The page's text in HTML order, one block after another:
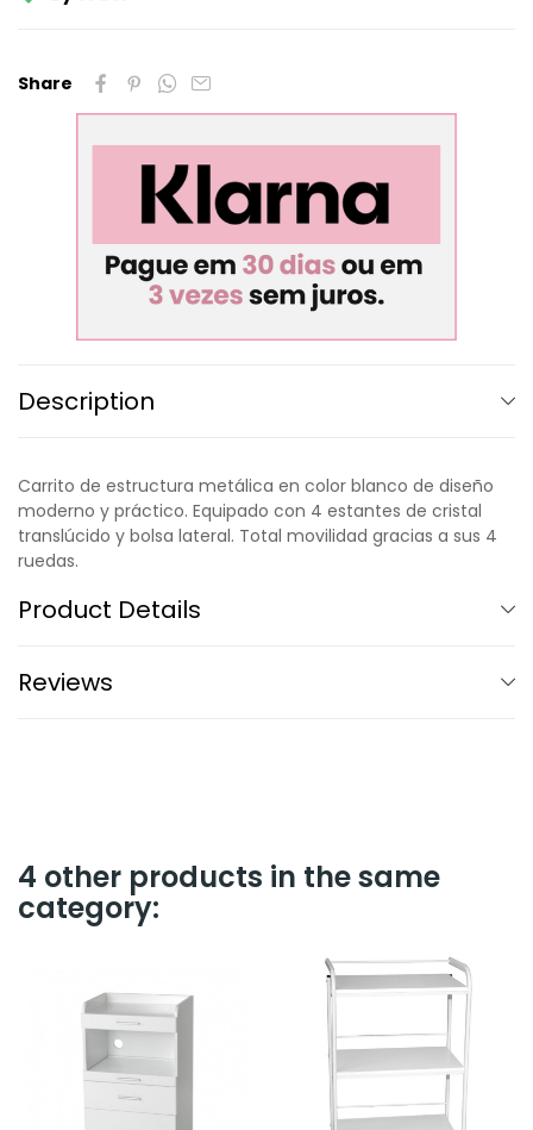
Share
Description
Carrito de estructura metálica en color blanco de diseño
moderno y práctico. Equipado con 4 estantes de cristal
translúcido y bolsa lateral. Total movilidad gracias a sus 4
ruedas.
Product Details
Reviews
4 other products in the same
category: